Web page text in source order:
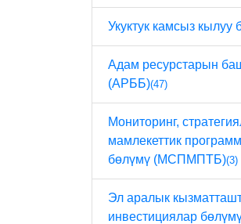
Укуктук камсыз кылуу
Адам ресурстарын
(АРББ)(47)
Мониторинг,
мамлекеттик
бөлүмү (МСПМПТБ)(3)
Эл аралык
инвестициялар